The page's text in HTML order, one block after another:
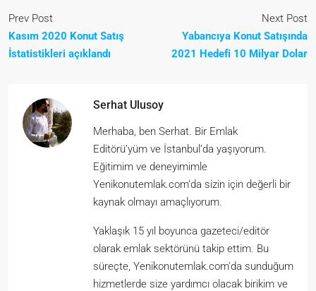
Prev Post
Kasım 2020 Konut Satış
İstatistikleri açıklandı
Next Post
Yabancıya Konut Satışında
2021 Hedefi 10 Milyar Dolar
Serhat Ulusoy
Merhaba, ben Serhat. Bir Emlak
Editörü’yüm ve İstanbul’da yaşıyorum.
Eğitimim ve deneyimimle
Yenikonutemlak.com’da sizin için değerli bir
kaynak olmayı amaçlıyorum.
Yaklaşık 15 yıl boyunca gazeteci/editör
olarak emlak sektörünü takip ettim. Bu
süreçte, Yenikonutemlak.com’da sunduğum
hizmetlerde size yardımcı olacak birikim ve